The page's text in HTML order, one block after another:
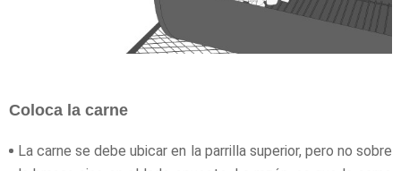
Coloca la carne
La carne se debe ubicar en la parrilla superior, pero no sobre